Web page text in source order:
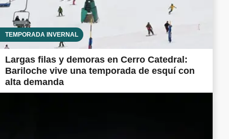
TEMPORADA INVERNAL
Largas filas y demoras en Cerro Catedral:
Bariloche vive una temporada de esquí con
alta demanda